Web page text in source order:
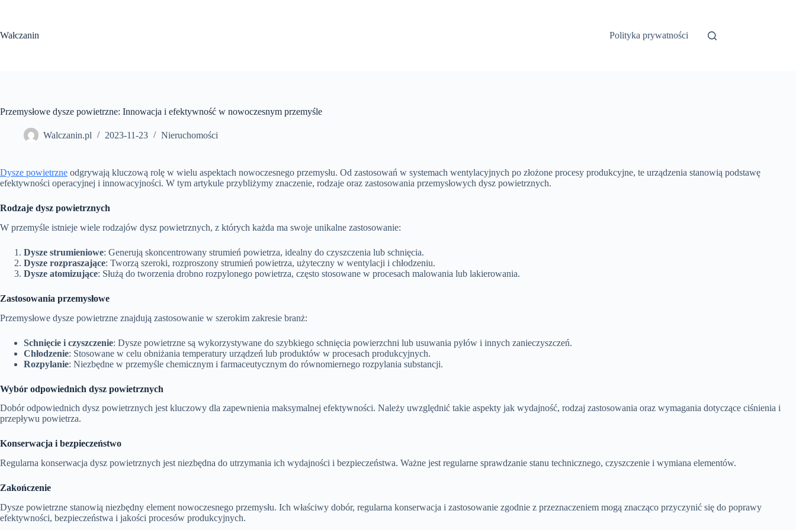
Wałczanin
Polityka prywatności
Przemysłowe dysze powietrzne: Innowacja i efektywność w nowoczesnym przemyśle
Walczanin.pl 2023-11-23 Nieruchomości
Dysze powietrzne odgrywają kluczową rolę w wielu aspektach nowoczesnego przemysłu. Od zastosowań w systemach wentylacyjnych po złożone procesy produkcyjne, te urządzenia stanowią podstawę
efektywności operacyjnej i innowacyjności. W tym artykule przybliżymy znaczenie, rodzaje oraz zastosowania przemysłowych dysz powietrznych.
Rodzaje dysz powietrznych
W przemyśle istnieje wiele rodzajów dysz powietrznych, z których każda ma swoje unikalne zastosowanie:
Dysze strumieniowe: Generują skoncentrowany strumień powietrza, idealny do czyszczenia lub schnięcia.
Dysze rozpraszające: Tworzą szeroki, rozproszony strumień powietrza, użyteczny w wentylacji i chłodzeniu.
Dysze atomizujące: Służą do tworzenia drobno rozpylonego powietrza, często stosowane w procesach malowania lub lakierowania.
Zastosowania przemysłowe
Przemysłowe dysze powietrzne znajdują zastosowanie w szerokim zakresie branż:
Schnięcie i czyszczenie: Dysze powietrzne są wykorzystywane do szybkiego schnięcia powierzchni lub usuwania pyłów i innych zanieczyszczeń.
Chłodzenie: Stosowane w celu obniżania temperatury urządzeń lub produktów w procesach produkcyjnych.
Rozpylanie: Niezbędne w przemyśle chemicznym i farmaceutycznym do równomiernego rozpylania substancji.
Wybór odpowiednich dysz powietrznych
Dobór odpowiednich dysz powietrznych jest kluczowy dla zapewnienia maksymalnej efektywności. Należy uwzględnić takie aspekty jak wydajność, rodzaj zastosowania oraz wymagania dotyczące ciśnienia i
przepływu powietrza.
Konserwacja i bezpieczeństwo
Regularna konserwacja dysz powietrznych jest niezbędna do utrzymania ich wydajności i bezpieczeństwa. Ważne jest regularne sprawdzanie stanu technicznego, czyszczenie i wymiana elementów.
Zakończenie
Dysze powietrzne stanowią niezbędny element nowoczesnego przemysłu. Ich właściwy dobór, regularna konserwacja i zastosowanie zgodnie z przeznaczeniem mogą znacząco przyczynić się do poprawy
efektywności, bezpieczeństwa i jakości procesów produkcyjnych.